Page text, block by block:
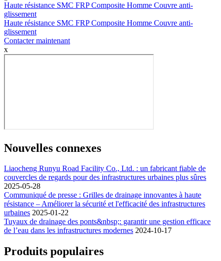
Haute résistance SMC FRP Composite Homme Couvre anti-
glissement
Haute résistance SMC FRP Composite Homme Couvre anti-
glissement
Contacter maintenant
x
Nouvelles connexes
Liaocheng Runyu Road Facility Co., Ltd. : un fabricant fiable de
couvercles de regards pour des infrastructures urbaines plus sûres
2025-05-28
Communiqué de presse : Grilles de drainage innovantes à haute
résistance – Améliorer la sécurité et l'efficacité des infrastructures
urbaines 2025-01-22
Tuyaux de drainage des ponts&nbsp;: garantir une gestion efficace
de l’eau dans les infrastructures modernes 2024-10-17
Produits populaires